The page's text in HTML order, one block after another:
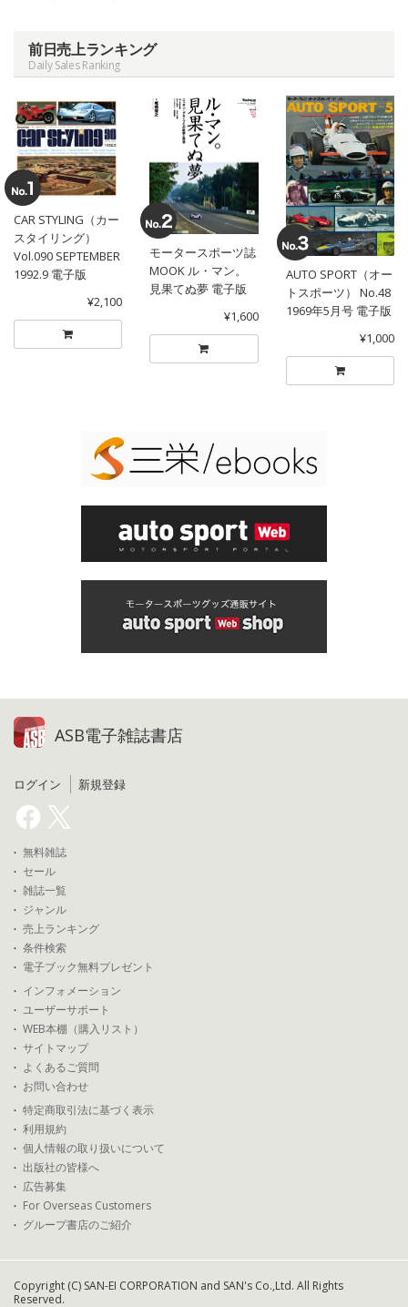
前日売上ランキング
Daily Sales Ranking
CAR STYLING（カー
スタイリング）
Vol.090 SEPTEMBER
1992.9 電子版
¥2,100
モータースポーツ誌
MOOK ル・マン。
見果てぬ夢 電子版
¥1,600
AUTO SPORT（オー
トスポーツ） No.48
1969年5月号 電子版
¥1,000
ASB電子雑誌書店
ログイン 新規登録
無料雑誌
セール
雑誌一覧
ジャンル
売上ランキング
条件検索
電子ブック無料プレゼント
インフォメーション
ユーザーサポート
WEB本棚（購入リスト）
サイトマップ
よくあるご質問
お問い合わせ
特定商取引法に基づく表示
利用規約
個人情報の取り扱いについて
出版社の皆様へ
広告募集
For Overseas Customers
グループ書店のご紹介
Copyright (C) SAN-EI CORPORATION and SAN's Co.,Ltd. All Rights
Reserved.